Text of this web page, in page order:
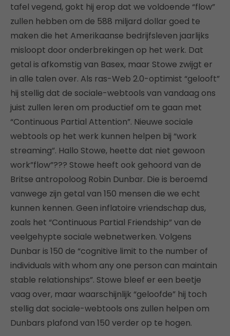
tafel vegend, gokt hij erop dat we voldoende “flow”
zullen hebben om de 588 miljard dollar goed te
maken die het Amerikaanse bedrijfsleven jaarlijks
misloopt door onderbrekingen op het werk. Dat
getal is afkomstig van Basex, maar Stowe zwijgt er
in alle talen over. Als ras-Web 2.0-optimist “gelooft”
hij stellig dat de sociale-webtools van vandaag ons
juist zullen leren om productief om te gaan met
“Continuous Partial Attention”. Nieuwe sociale
webtools op het werk kunnen helpen bij “work
streaming”. Hallo Stowe, heette dat niet gewoon
work”flow”??? Stowe heeft ook gehoord van de
Britse antropoloog Robin Dunbar. Die is beroemd
vanwege zijn getal van 150 mensen die we echt
kunnen kennen. Geen inflatoire vriendschap dus,
zoals het “Continuous Partial Friendship” van de
veelgehypte sociale webnetwerken. Volgens
Dunbar is 150 de “cognitive limit to the number of
individuals with whom any one person can maintain
stable relationships”. Stowe bleef er een beetje
vaag over, maar waarschijnlijk “geloofde” hij toch
stellig dat sociale-webtools ons zullen helpen om
Dunbars plafond van 150 verder op te hogen.